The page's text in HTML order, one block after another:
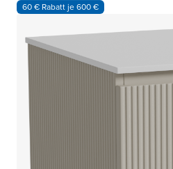
60 € Rabatt je 600 €